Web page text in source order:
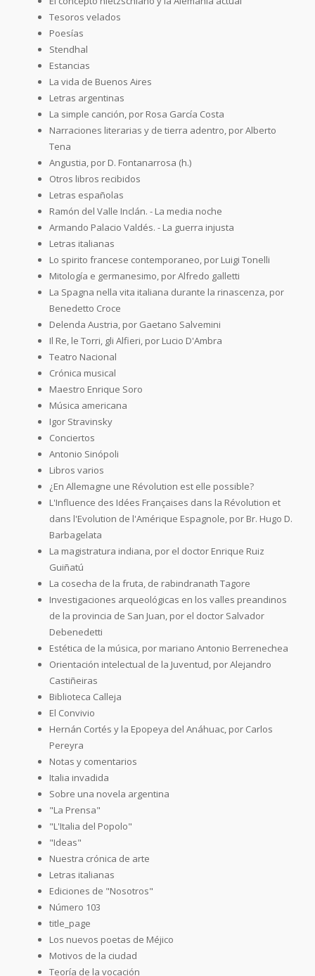
Tesoros velados
Poesías
Stendhal
Estancias
La vida de Buenos Aires
Letras argentinas
La simple canción, por Rosa García Costa
Narraciones literarias y de tierra adentro, por Alberto
Tena
Angustia, por D. Fontanarrosa (h.)
Otros libros recibidos
Letras españolas
Ramón del Valle Inclán. - La media noche
Armando Palacio Valdés. - La guerra injusta
Letras italianas
Lo spirito francese contemporaneo, por Luigi Tonelli
Mitología e germanesimo, por Alfredo galletti
La Spagna nella vita italiana durante la rinascenza, por
Benedetto Croce
Delenda Austria, por Gaetano Salvemini
Il Re, le Torri, gli Alfieri, por Lucio D'Ambra
Teatro Nacional
Crónica musical
Maestro Enrique Soro
Música americana
Igor Stravinsky
Conciertos
Antonio Sinópoli
Libros varios
¿En Allemagne une Révolution est elle possible?
L'Influence des Idées Françaises dans la Révolution et
dans l'Evolution de l'Amérique Espagnole, por Br. Hugo D.
Barbagelata
La magistratura indiana, por el doctor Enrique Ruiz
Guiñatú
La cosecha de la fruta, de rabindranath Tagore
Investigaciones arqueológicas en los valles preandinos
de la provincia de San Juan, por el doctor Salvador
Debenedetti
Estética de la música, por mariano Antonio Berrenechea
Orientación intelectual de la Juventud, por Alejandro
Castiñeiras
Biblioteca Calleja
El Convivio
Hernán Cortés y la Epopeya del Anáhuac, por Carlos
Pereyra
Notas y comentarios
Italia invadida
Sobre una novela argentina
"La Prensa"
"L'Italia del Popolo"
"Ideas"
Nuestra crónica de arte
Letras italianas
Ediciones de "Nosotros"
Número 103
title_page
Los nuevos poetas de Méjico
Motivos de la ciudad
Teoría de la vocación